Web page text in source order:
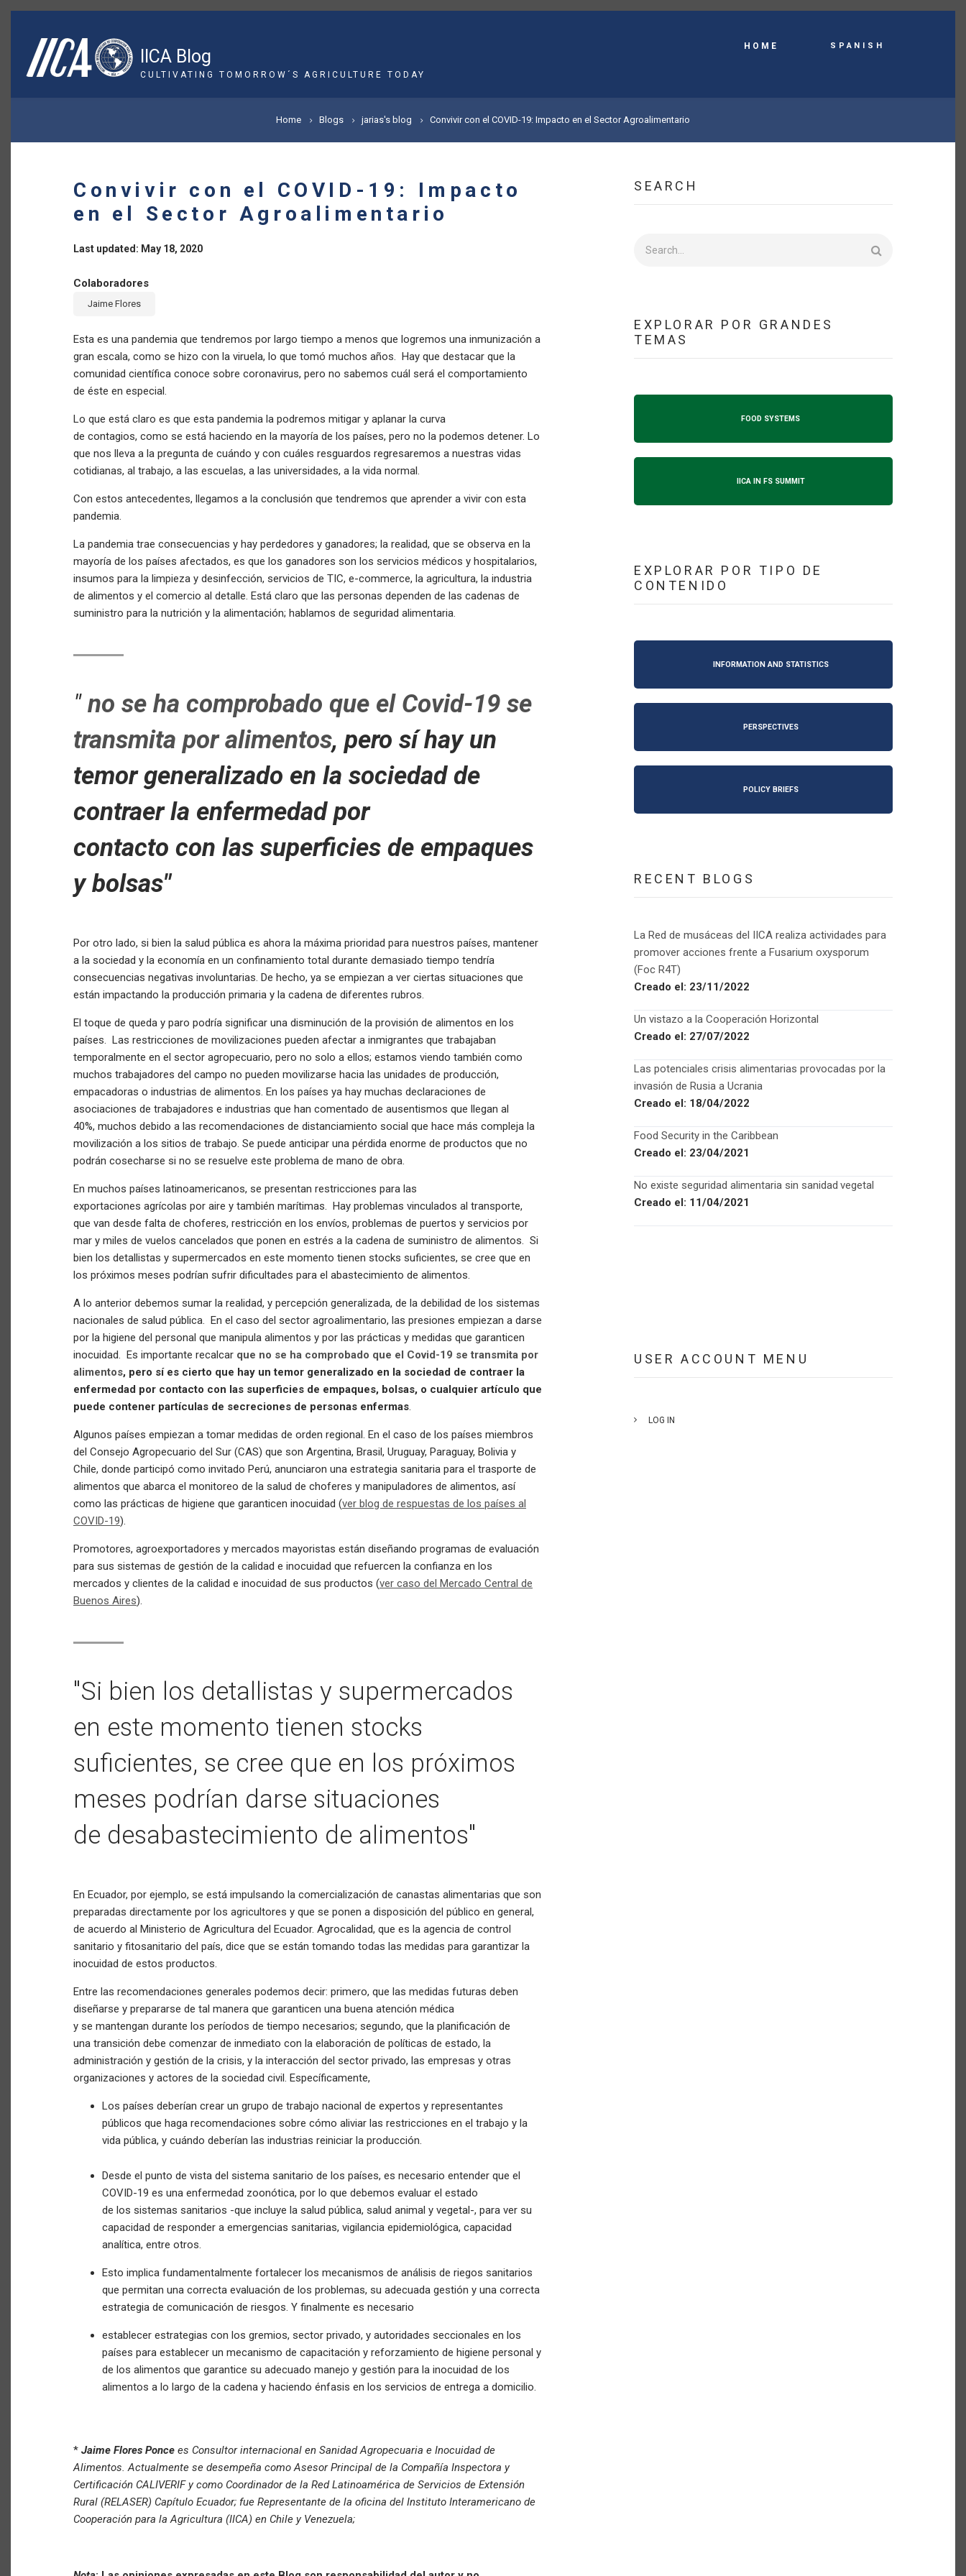
Skip
content
IICA Blog
CULTIVATING TOMORROW´S AGRICULTURE TODAY
HOME Spanish
Home Blogs jarias's blog Convivir con el COVID-19: Impacto en el Sector Agroalimentario
Convivir con el COVID-19: Impacto
en el Sector Agroalimentario
Last updated: May 18, 2020
Colaboradores
Jaime Flores
Esta es una pandemia que tendremos por largo tiempo a menos que logremos una inmunización a
gran escala, como se hizo con la viruela, lo que tomó muchos años. Hay que destacar que la
comunidad científica conoce sobre coronavirus, pero no sabemos cuál será el comportamiento
de éste en especial.
Lo que está claro es que esta pandemia la podremos mitigar y aplanar la curva
de contagios, como se está haciendo en la mayoría de los países, pero no la podemos detener. Lo
que nos lleva a la pregunta de cuándo y con cuáles resguardos regresaremos a nuestras vidas
cotidianas, al trabajo, a las escuelas, a las universidades, a la vida normal.
Con estos antecedentes, llegamos a la conclusión que tendremos que aprender a vivir con esta
pandemia.
La pandemia trae consecuencias y hay perdedores y ganadores; la realidad, que se observa en la
mayoría de los países afectados, es que los ganadores son los servicios médicos y hospitalarios,
insumos para la limpieza y desinfección, servicios de TIC, e-commerce, la agricultura, la industria
de alimentos y el comercio al detalle. Está claro que las personas dependen de las cadenas de
suministro para la nutrición y la alimentación; hablamos de seguridad alimentaria.
"no se ha comprobado que el Covid-19 se
transmita por alimentos, pero sí hay un
temor generalizado en la sociedad de
contraer la enfermedad por
contacto con las superficies de empaques
y bolsas"
Por otro lado, si bien la salud pública es ahora la máxima prioridad para nuestros países, mantener
a la sociedad y la economía en un confinamiento total durante demasiado tiempo tendría
consecuencias negativas involuntarias. De hecho, ya se empiezan a ver ciertas situaciones que
están impactando la producción primaria y la cadena de diferentes rubros.
El toque de queda y paro podría significar una disminución de la provisión de alimentos en los
países. Las restricciones de movilizaciones pueden afectar a inmigrantes que trabajaban
temporalmente en el sector agropecuario, pero no solo a ellos; estamos viendo también como
muchos trabajadores del campo no pueden movilizarse hacia las unidades de producción,
empacadoras o industrias de alimentos. En los países ya hay muchas declaraciones de
asociaciones de trabajadores e industrias que han comentado de ausentismos que llegan al
40%, muchos debido a las recomendaciones de distanciamiento social que hace más compleja la
movilización a los sitios de trabajo. Se puede anticipar una pérdida enorme de productos que no
podrán cosecharse si no se resuelve este problema de mano de obra.
En muchos países latinoamericanos, se presentan restricciones para las
exportaciones agrícolas por aire y también marítimas. Hay problemas vinculados al transporte,
que van desde falta de choferes, restricción en los envíos, problemas de puertos y servicios por
mar y miles de vuelos cancelados que ponen en estrés a la cadena de suministro de alimentos. Si
bien los detallistas y supermercados en este momento tienen stocks suficientes, se cree que en
los próximos meses podrían sufrir dificultades para el abastecimiento de alimentos.
A lo anterior debemos sumar la realidad, y percepción generalizada, de la debilidad de los sistemas
nacionales de salud pública. En el caso del sector agroalimentario, las presiones empiezan a darse
por la higiene del personal que manipula alimentos y por las prácticas y medidas que garanticen
inocuidad. Es importante recalcar que no se ha comprobado que el Covid-19 se transmita por
alimentos, pero sí es cierto que hay un temor generalizado en la sociedad de contraer la
enfermedad por contacto con las superficies de empaques, bolsas, o cualquier artículo que
puede contener partículas de secreciones de personas enfermas.
Algunos países empiezan a tomar medidas de orden regional. En el caso de los países miembros
del Consejo Agropecuario del Sur (CAS) que son Argentina, Brasil, Uruguay, Paraguay, Bolivia y
Chile, donde participó como invitado Perú, anunciaron una estrategia sanitaria para el trasporte de
alimentos que abarca el monitoreo de la salud de choferes y manipuladores de alimentos, así
como las prácticas de higiene que garanticen inocuidad (ver blog de respuestas de los países al
COVID-19).
Promotores, agroexportadores y mercados mayoristas están diseñando programas de evaluación
para sus sistemas de gestión de la calidad e inocuidad que refuercen la confianza en los
mercados y clientes de la calidad e inocuidad de sus productos (ver caso del Mercado Central de
Buenos Aires).
"Si bien los detallistas y supermercados
en este momento tienen stocks
suficientes, se cree que en los próximos
meses podrían darse situaciones
de desabastecimiento de alimentos"
En Ecuador, por ejemplo, se está impulsando la comercialización de canastas alimentarias que son
preparadas directamente por los agricultores y que se ponen a disposición del público en general,
de acuerdo al Ministerio de Agricultura del Ecuador. Agrocalidad, que es la agencia de control
sanitario y fitosanitario del país, dice que se están tomando todas las medidas para garantizar la
inocuidad de estos productos.
Entre las recomendaciones generales podemos decir: primero, que las medidas futuras deben
diseñarse y prepararse de tal manera que garanticen una buena atención médica
y se mantengan durante los períodos de tiempo necesarios; segundo, que la planificación de
una transición debe comenzar de inmediato con la elaboración de políticas de estado, la
administración y gestión de la crisis, y la interacción del sector privado, las empresas y otras
organizaciones y actores de la sociedad civil. Específicamente,
Los países deberían crear un grupo de trabajo nacional de expertos y representantes
públicos que haga recomendaciones sobre cómo aliviar las restricciones en el trabajo y la
vida pública, y cuándo deberían las industrias reiniciar la producción.
Desde el punto de vista del sistema sanitario de los países, es necesario entender que el
COVID-19 es una enfermedad zoonótica, por lo que debemos evaluar el estado
de los sistemas sanitarios -que incluye la salud pública, salud animal y vegetal-, para ver su
capacidad de responder a emergencias sanitarias, vigilancia epidemiológica, capacidad
analítica, entre otros.
Esto implica fundamentalmente fortalecer los mecanismos de análisis de riegos sanitarios
que permitan una correcta evaluación de los problemas, su adecuada gestión y una correcta
estrategia de comunicación de riesgos. Y finalmente es necesario
establecer estrategias con los gremios, sector privado, y autoridades seccionales en los
países para establecer un mecanismo de capacitación y reforzamiento de higiene personal y
de los alimentos que garantice su adecuado manejo y gestión para la inocuidad de los
alimentos a lo largo de la cadena y haciendo énfasis en los servicios de entrega a domicilio.
* Jaime Flores Ponce es Consultor internacional en Sanidad Agropecuaria e Inocuidad de
Alimentos. Actualmente se desempeña como Asesor Principal de la Compañía Inspectora y
Certificación CALIVERIF y como Coordinador de la Red Latinoamérica de Servicios de Extensión
Rural (RELASER) Capítulo Ecuador; fue Representante de la oficina del Instituto Interamericano de
Cooperación para la Agricultura (IICA) en Chile y Venezuela;
SEARCH
EXPLORAR POR GRANDES
TEMAS
FOOD SYSTEMS
IICA IN FS SUMMIT
EXPLORAR POR TIPO DE
CONTENIDO
INFORMATION AND STATISTICS
PERSPECTIVES
POLICY BRIEFS
RECENT BLOGS
La Red de musáceas del IICA realiza actividades para
promover acciones frente a Fusarium oxysporum
(Foc R4T)
Creado el: 23/11/2022
Un vistazo a la Cooperación Horizontal
Creado el: 27/07/2022
Las potenciales crisis alimentarias provocadas por la
invasión de Rusia a Ucrania
Creado el: 18/04/2022
Food Security in the Caribbean
Creado el: 23/04/2021
No existe seguridad alimentaria sin sanidad vegetal
Creado el: 11/04/2021
USER ACCOUNT MENU
LOG IN